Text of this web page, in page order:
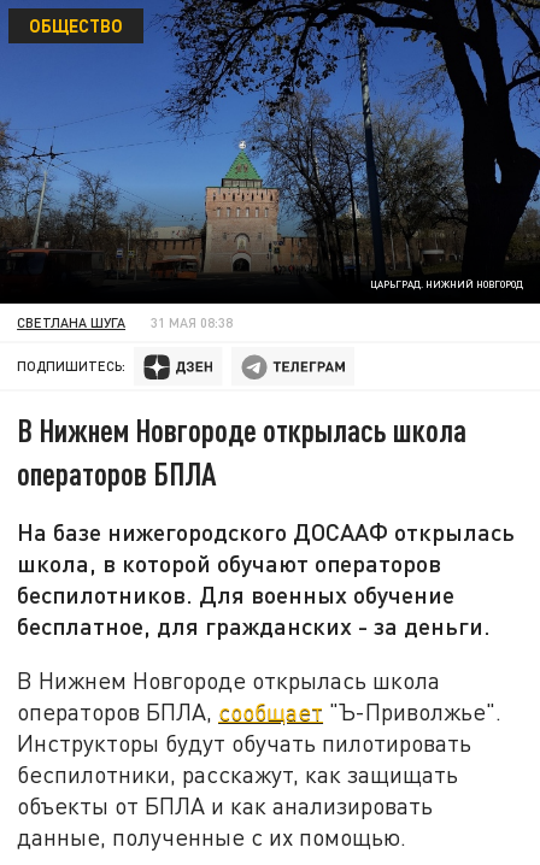
ЦАРЬГРАД. НИЖНИЙ НОВГОРОД
ОБЩЕСТВО
СВЕТЛАНА ШУГА 31 МАЯ 08:38
ПОДПИШИТЕСЬ:
В Нижнем Новгороде открылась школа
операторов БПЛА
На базе нижегородского ДОСААФ открылась
школа, в которой обучают операторов
беспилотников. Для военных обучение
бесплатное, для гражданских - за деньги.
В Нижнем Новгороде открылась школа
операторов БПЛА, сообщает "Ъ-Приволжье".
Инструкторы будут обучать пилотировать
беспилотники, расскажут, как защищать
объекты от БПЛА и как анализировать
данные, полученные с их помощью.